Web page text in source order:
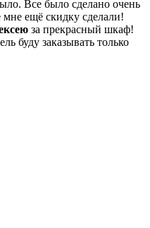
Все было сделано очень
ещё скидку сделали!
за прекрасный шкаф!
буду заказывать только